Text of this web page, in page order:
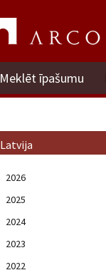
Meklēt īpašumu
Latvija
2026
2025
2024
2023
2022